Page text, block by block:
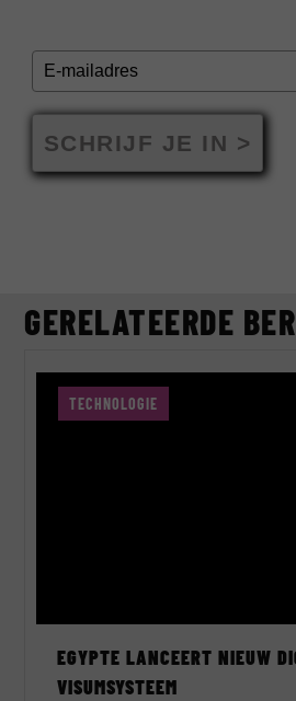
SCHRIJF JE IN >
GERELATEERDE
TECHNOLOGIE
EGYPTE LANCEERT NIEUW
VISUMSYSTEEM